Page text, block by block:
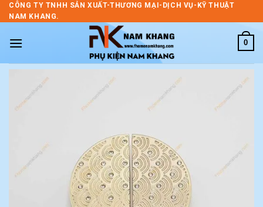
Skip
to
CÔNG TY TNHH SẢN XUẤT-THƯƠNG MẠI-DỊCH VỤ-KỸ THUẬT
NAM KHANG.
0